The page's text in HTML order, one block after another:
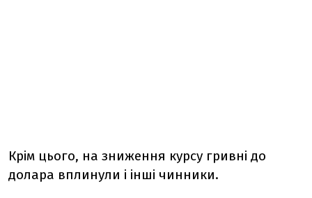
Крім цього, на зниження курсу гривні до
долара вплинули і інші чинники.